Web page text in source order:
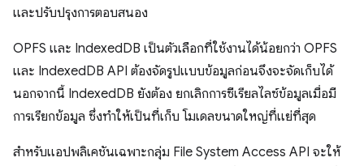
และปรับปรุงการตอบสนอง
OPFS และ IndexedDB เป็นตัวเลือกที่ใช้งานได้น้อยกว่า OPFS
และ IndexedDB API ต้องจัดรูปแบบข้อมูลก่อนจึงจะจัดเก็บได้
นอกจากนี้ IndexedDB ยังต้อง ยกเลิกการซีเรียลไลซ์ข้อมูลเมื่อมี
การเรียกข้อมูล ซึ่งทำให้เป็นที่เก็บ โมเดลขนาดใหญ่ที่แย่ที่สุด
สำหรับแอปพลิเคชันเฉพาะกลุ่ม File System Access API จะให้